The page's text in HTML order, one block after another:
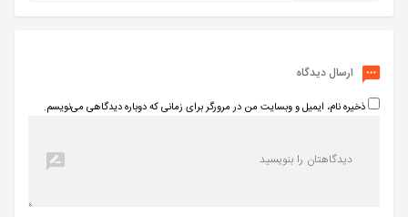
ارسال دیدگاه
ذخیره نام، ایمیل و وبسایت من در مرورگر برای زمانی که دوباره دیدگاهی می‌نویسم.